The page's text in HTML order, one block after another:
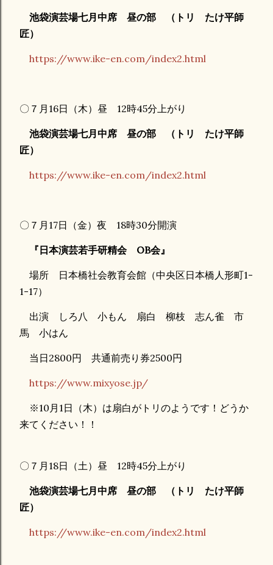
池袋演芸場七月中席 昼の部 （トリ たけ平師
匠）
https://www.ike-en.com/index2.html
〇７月16日（木）昼 12時45分上がり
池袋演芸場七月中席 昼の部 （トリ たけ平師
匠）
https://www.ike-en.com/index2.html
〇７月17日（金）夜 18時30分開演
『日本演芸若手研精会 OB会』
場所 日本橋社会教育会館（中央区日本橋人形町1-
1-17）
出演 しろ八 小もん 扇白 柳枝 志ん雀 市
馬 小はん
当日2800円 共通前売り券2500円
https://www.mixyose.jp/
※10月1日（木）は扇白がトリのようです！どうか
来てください！！
〇７月18日（土）昼 12時45分上がり
池袋演芸場七月中席 昼の部 （トリ たけ平師
匠）
https://www.ike-en.com/index2.html